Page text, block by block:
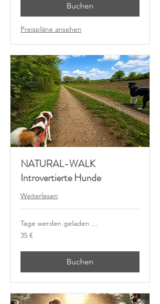
Buchen
Preispläne ansehen
NATURAL-WALK
Introvertierte Hunde
Weiterlesen
Tage werden geladen ...
35
Euro
35 €
Buchen